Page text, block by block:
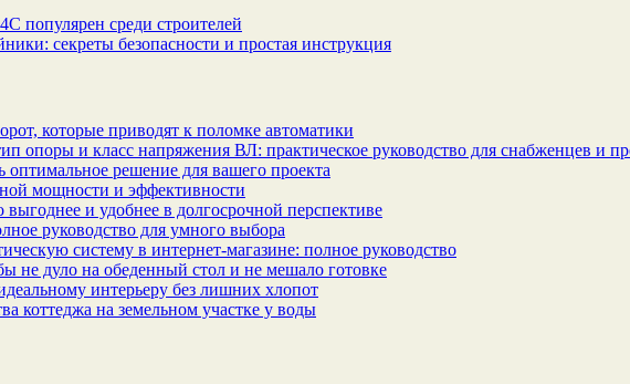
популярен среди строителей
секреты безопасности и простая инструкция
которые приводят к поломке автоматики
опоры и класс напряжения ВЛ: практическое руководство для снабженцев и
решение для вашего проекта
мощности и эффективности
выгоднее и удобнее в долгосрочной перспективе
руководство для умного выбора
систему в интернет‑магазине: полное руководство
не дуло на обеденный стол и не мешало готовке
интерьеру без лишних хлопот
коттеджа на земельном участке у воды